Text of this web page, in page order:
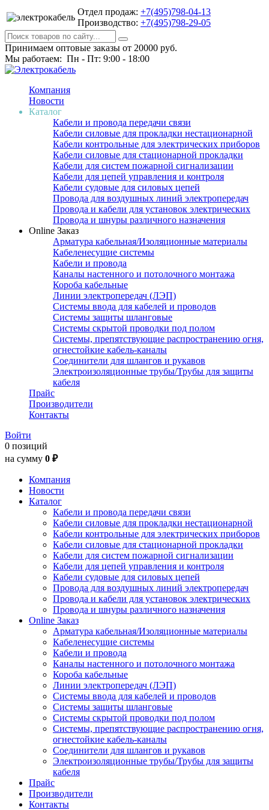
Отдел продаж: +7(495)798-04-13
Производство: +7(495)798-29-05
Принимаем оптовые заказы от 20000 руб.
Мы работаем: Пн - Пт: 9:00 - 18:00
Компания
Новости
Каталог
Кабели и провода передачи связи
Кабели силовые для прокладки нестационарной
Кабели контрольные для электрических приборов
Кабели силовые для стационарной прокладки
Кабели для систем пожарной сигнализации
Кабели для цепей управления и контроля
Кабели судовые для силовых цепей
Провода для воздушных линий электропередач
Провода и кабели для установок электрических
Провода и шнуры различного назначения
Online Заказ
Арматура кабельная/Изоляционные материалы
Кабеленесущие системы
Кабели и провода
Каналы настенного и потолочного монтажа
Короба кабельные
Линии электропередач (ЛЭП)
Системы ввода для кабелей и проводов
Системы защиты шланговые
Системы скрытой проводки под полом
Системы, препятствующие распространению огня,
огнестойкие кабель-каналы
Соединители для шлангов и рукавов
Электроизоляционные трубы/Трубы для защиты
кабеля
Прайс
Производители
Контакты
Войти
0 позиций
на сумму 0 ₽
Компания
Новости
Каталог
Кабели и провода передачи связи
Кабели силовые для прокладки нестационарной
Кабели контрольные для электрических приборов
Кабели силовые для стационарной прокладки
Кабели для систем пожарной сигнализации
Кабели для цепей управления и контроля
Кабели судовые для силовых цепей
Провода для воздушных линий электропередач
Провода и кабели для установок электрических
Провода и шнуры различного назначения
Online Заказ
Арматура кабельная/Изоляционные материалы
Кабеленесущие системы
Кабели и провода
Каналы настенного и потолочного монтажа
Короба кабельные
Линии электропередач (ЛЭП)
Системы ввода для кабелей и проводов
Системы защиты шланговые
Системы скрытой проводки под полом
Системы, препятствующие распространению огня,
огнестойкие кабель-каналы
Соединители для шлангов и рукавов
Электроизоляционные трубы/Трубы для защиты
кабеля
Прайс
Производители
Контакты